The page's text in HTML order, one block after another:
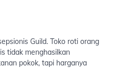
Guild. Toko roti orang
tidak menghasilkan
pokok, tapi harganya